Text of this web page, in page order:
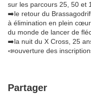
sur les parcours 25, 50 et
➡️le retour du
à élimination en plein
du monde de lancer
➡️la nuit du X Cross, 25
📣ouverture des
Partager